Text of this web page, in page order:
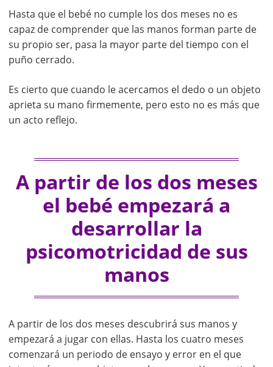
Hasta que el bebé no cumple los dos meses no es
capaz de comprender que las manos forman parte de
su propio ser, pasa la mayor parte del tiempo con el
puño cerrado.
Es cierto que cuando le acercamos el dedo o un objeto
aprieta su mano firmemente, pero esto no es más que
un acto reflejo.
A partir de los dos meses
el bebé empezará a
desarrollar la
psicomotricidad de sus
manos
A partir de los dos meses descubrirá sus manos y
empezará a jugar con ellas. Hasta los cuatro meses
comenzará un periodo de ensayo y error en el que